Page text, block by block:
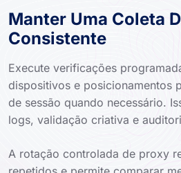
Manter Uma Coleta
Consistente
Execute verificações
dispositivos e posicionamentos
de sessão quando necessário.
logs, validação criativa e
A rotação controlada de proxy